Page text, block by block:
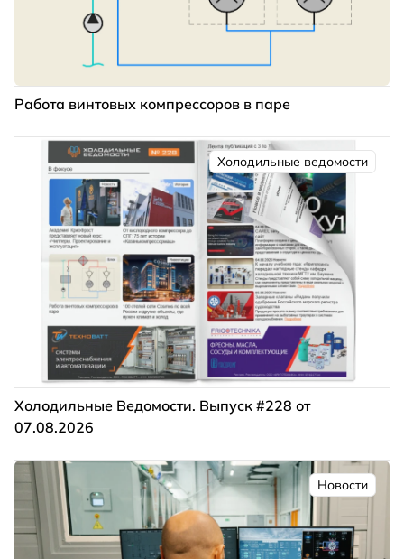
Работа винтовых компрессоров в паре
Холодильные ведомости
Холодильные Ведомости. Выпуск #228 от
07.08.2026
Новости